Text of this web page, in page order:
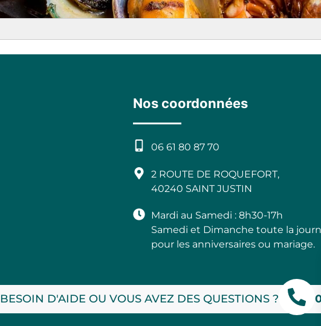
Nos coordonnées
06 61 80 87 70
2 ROUTE DE ROQUEFORT,
40240 SAINT JUSTIN
Mardi au Samedi : 8h30-17h
Samedi et Dimanche toute la
pour les anniversaires ou mariage.
BESOIN D'AIDE OU VOUS AVEZ DES QUESTIONS ?